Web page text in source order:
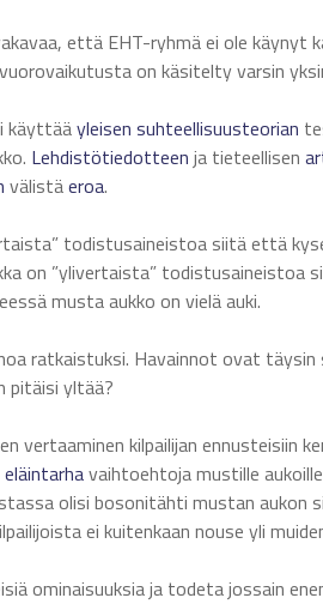
että EHT-ryhmä ei ole käynyt
on käsitelty varsin
käyttääyleisen suhteellisuusteorian
Lehdistötiedotteen ja tieteellisen
välistäeroa.
todistusaineistoa siitä että
on ”ylivertaista” todistusaineistoa
musta aukko on vielä auki.
ratkaistuksi. Havainnot ovat täysin
pitäisi yltää?
vertaaminen kilpailijan ennusteisiin
eläintarhavaihtoehtoja mustille
olisi bosonitähti mustan aukon
ei kuitenkaan nouse yli
ominaisuuksia ja todeta jossain